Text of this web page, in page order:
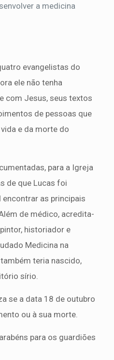
a medicina
evangelistas do
ele não tenha
com Jesus, seus textos
de pessoas que
e da morte do
para a Igreja
de que Lucas foi
as principais
de médico, acredita-
historiador e
Medicina na
teria nascido,
sírio.
se a data 18 de outubro
ou à sua morte.
para os guardiões